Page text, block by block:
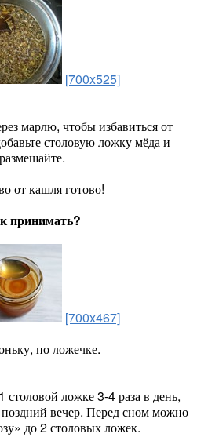
[700x525]
марлю, чтобы избавиться от
столовую ложку мёда и
размешайте.
от кашля готово!
принимать?
[700x467]
по ложечке.
ложке 3-4 раза в день,
вечер. Перед сном можно
до 2 столовых ложек.